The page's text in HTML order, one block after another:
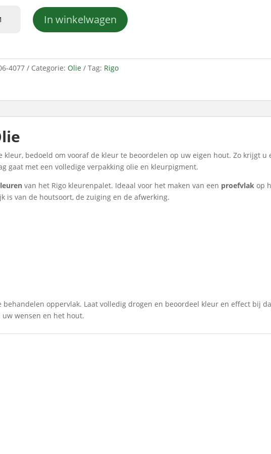
In winkelwagen
4077 Categorie: Olie Tag: Rigo
bedoeld om vooraf de kleur te beoordelen op uw eigen hout. Zo krijgt u
gaat met een volledige verpakking olie en kleurpigment.
van het Rigo kleurenpalet. Ideaal voor het maken van een proefvlak op
is van de houtsoort, de zuiging en de afwerking.
oppervlak. Laat volledig drogen en beoordeel kleur en effect bij
wensen en het hout.